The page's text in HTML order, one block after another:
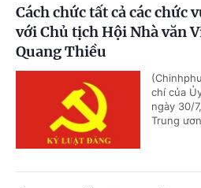
Cách chức tất cả các chức
với Chủ tịch Hội Nhà văn
Quang Thiều
chí của
ngày 30/
Trung